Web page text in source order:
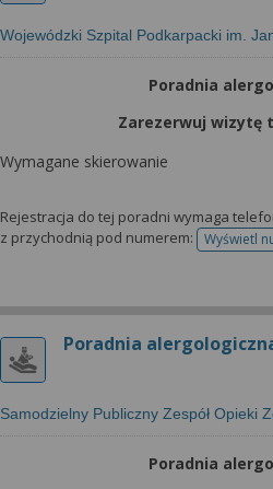
Wojewódzki Szpital Podkarpacki im.
Poradnia
Zarezerwuj wizytę
Wymagane skierowanie
Rejestracja do tej poradni wymaga
z przychodnią pod numerem:
Wyświetl
Poradnia
Samodzielny Publiczny Zespół Opieki
Poradnia